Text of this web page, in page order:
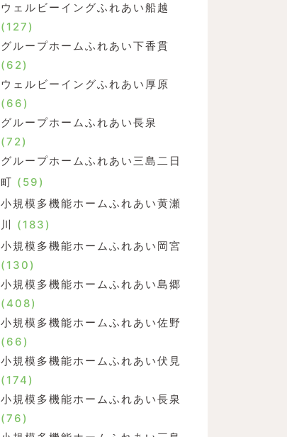
ウェルビーイングふれあい船越
(127)
グループホームふれあい下香貫
(62)
ウェルビーイングふれあい厚原
(66)
グループホームふれあい長泉
(72)
グループホームふれあい三島二日
町 (59)
小規模多機能ホームふれあい黄瀬
川 (183)
小規模多機能ホームふれあい岡宮
(130)
小規模多機能ホームふれあい島郷
(408)
小規模多機能ホームふれあい佐野
(66)
小規模多機能ホームふれあい伏見
(174)
小規模多機能ホームふれあい長泉
(76)